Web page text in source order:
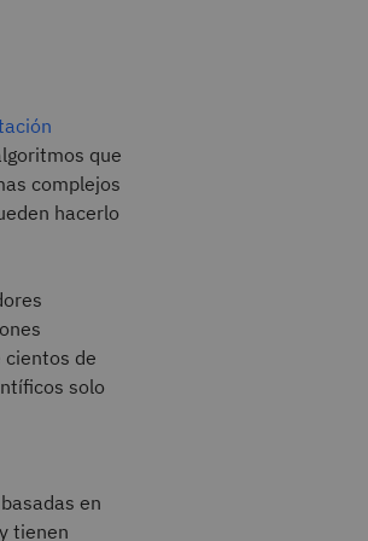
que
complejos
hacerlo
cientos de
solo
en
tienen